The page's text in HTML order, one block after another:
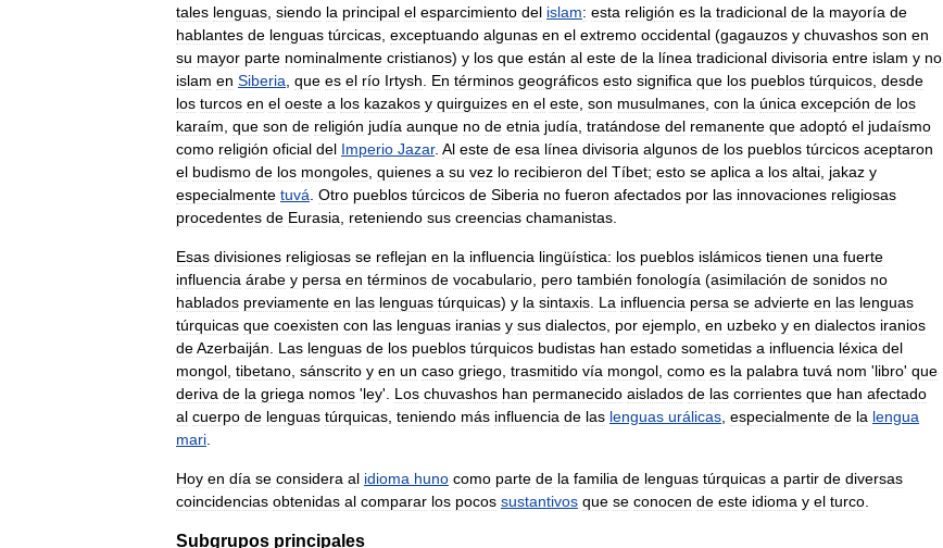
tales lenguas, siendo la principal el esparcimiento del islam: esta religión es la tradicional de la mayoría de
hablantes de lenguas túrcicas, exceptuando algunas en el extremo occidental (gagauzos y chuvashos son en
su mayor parte nominalmente cristianos) y los que están al este de la línea tradicional divisoria entre islam y no
islam en Siberia, que es el río Irtysh. En términos geográficos esto significa que los pueblos túrquicos, desde
los turcos en el oeste a los kazakos y quirguizes en el este, son musulmanes, con la única excepción de los
karaím, que son de religión judía aunque no de etnia judía, tratándose del remanente que adoptó el judaísmo
como religión oficial del Imperio Jazar. Al este de esa línea divisoria algunos de los pueblos túrcicos aceptaron
el budismo de los mongoles, quienes a su vez lo recibieron del Tíbet; esto se aplica a los altai, jakaz y
especialmente tuvá. Otro pueblos túrcicos de Siberia no fueron afectados por las innovaciones religiosas
procedentes de Eurasia, reteniendo sus creencias chamanistas.
Esas divisiones religiosas se reflejan en la influencia lingüística: los pueblos islámicos tienen una fuerte
influencia árabe y persa en términos de vocabulario, pero también fonología (asimilación de sonidos no
hablados previamente en las lenguas túrquicas) y la sintaxis. La influencia persa se advierte en las lenguas
túrquicas que coexisten con las lenguas iranias y sus dialectos, por ejemplo, en uzbeko y en dialectos iranios
deAzerbaiján. Las lenguas de los pueblos túrquicos budistas han estado sometidas a influencia léxica del
mongol, tibetano, sánscrito y en un caso griego, trasmitido vía mongol, como es la palabra tuvá nom 'libro' que
deriva de la griega nomos 'ley'. Los chuvashos han permanecido aislados de las corrientes que han afectado
al cuerpo de lenguas túrquicas, teniendo más influencia de las lenguas urálicas, especialmente de la lengua
mari.
Hoy en día se considera al idioma huno como parte de la familia de lenguas túrquicas a partir de diversas
coincidencias obtenidas al comparar los pocos sustantivos que se conocen de este idioma y el turco.
Subgrupos principales